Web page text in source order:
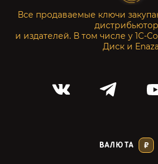
Все продаваемые ключи
и издателей. В том числе у 1С-
Диск и
ВАЛЮТА ₽